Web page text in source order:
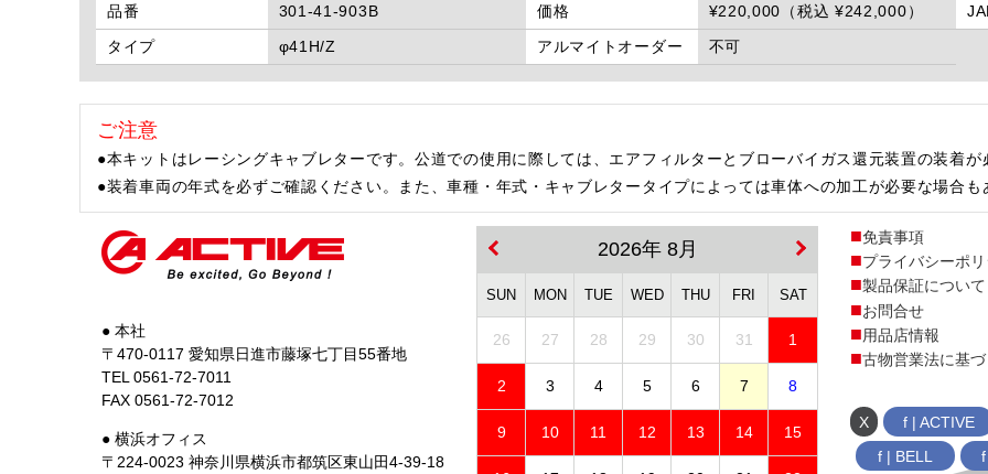
品番 301-41-903B 価格 ¥220,000（税込 ¥242,000）
タイプ
φ41H/Z アルマイトオーダー 不可
ご注意
●本キットはレーシングキャブレターです。公道での使用に際しては、エアフィルターとブローバイガス還元装置の装着が
●装着車両の年式を必ずご確認ください。また、車種・年式・キャブレタータイプによっては車体への加工が必要な場合
● 本社
〒470-0117 愛知県日進市藤塚七丁目55番地
TEL 0561-72-7011
FAX 0561-72-7012
● 横浜オフィス
〒224-0023 神奈川県横浜市都筑区東山田4-39-18
2026年 8月
SUN MON TUE WED THU FRI SAT
26 27 28 29 30 31 1
2 3 4 5 6 7 8
9 10 11 12 13 14 15
免責事項
プライバシーポ
製品保証について
お問合せ
用品店情報
古物営業法に基
X
f | ACTIVE
f | BELL